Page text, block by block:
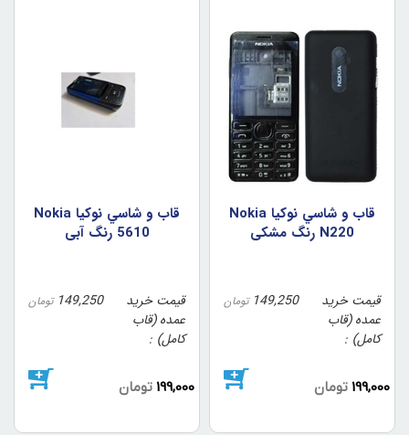
قاب و شاسي نوکيا Nokia
N220 رنگ مشکي
قیمت خرید
عمده (قاب
کامل)
149,250 تومان
199,000 تومان
قاب و شاسي نوکيا Nokia
5610 رنگ آبي
قیمت خرید
عمده (قاب
کامل)
149,250 تومان
199,000 تومان